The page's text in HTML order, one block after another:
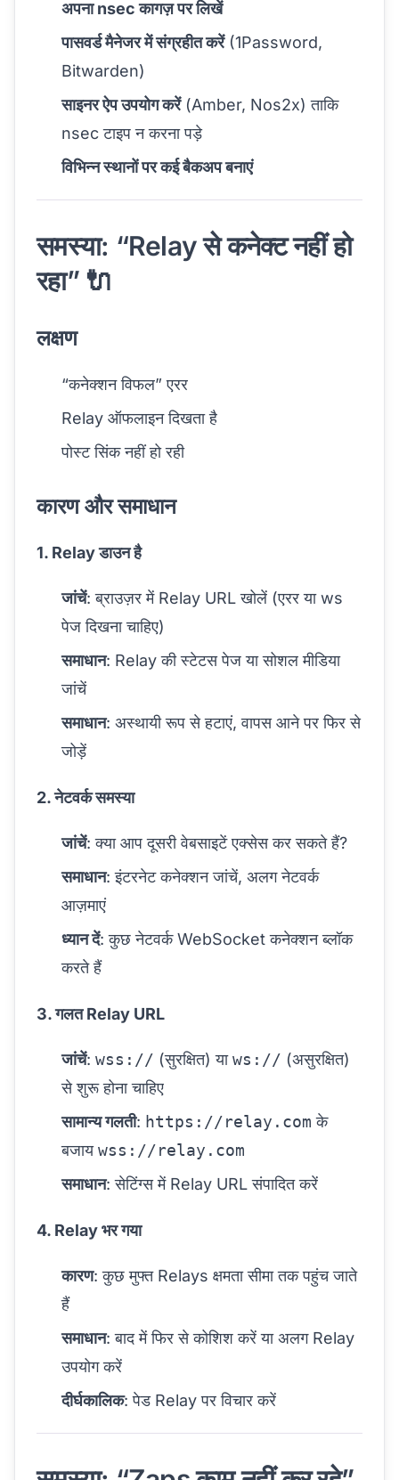
अपना nsec कागज़ पर लिखें
पासवर्ड मैनेजर में संग्रहीत करें(1Password,
Bitwarden)
साइनर ऐप उपयोग करें(Amber, Nos2x) ताकि
nsec टाइप न करना पड़े
विभिन्न स्थानों पर कई बैकअप बनाएं
समस्या: “Relay से कनेक्ट नहीं हो
रहा” 🔌
लक्षण
“कनेक्शन विफल” एरर
Relay ऑफलाइन दिखता है
पोस्ट सिंक नहीं हो रही
कारण और समाधान
1. Relay डाउन है
जांचें: ब्राउज़र में Relay URL खोलें (एरर या ws
पेज दिखना चाहिए)
समाधान: Relay की स्टेटस पेज या सोशल मीडिया
जांचें
समाधान: अस्थायी रूप से हटाएं, वापस आने पर फिर से
जोड़ें
2. नेटवर्क समस्या
जांचें: क्या आप दूसरी वेबसाइटें एक्सेस कर सकते हैं?
समाधान: इंटरनेट कनेक्शन जांचें, अलग नेटवर्क
आज़माएं
ध्यान दें: कुछ नेटवर्क WebSocket कनेक्शन ब्लॉक
करते हैं
3. गलत Relay URL
जांचें: wss:// (सुरक्षित) याws:// (असुरक्षित)
से शुरू होना चाहिए
सामान्य गलती: https://relay.com के
बजायwss://relay.com
समाधान: सेटिंग्स में Relay URL संपादित करें
4. Relay भर गया
कारण: कुछ मुफ्त Relays क्षमता सीमा तक पहुंच जाते
हैं
समाधान: बाद में फिर से कोशिश करें या अलग Relay
उपयोग करें
दीर्घकालिक: पेड Relay पर विचार करें